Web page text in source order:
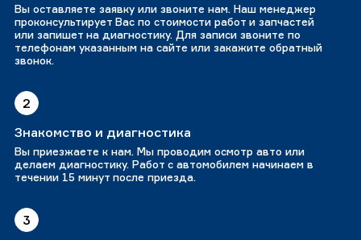
Вы оставляете заявку или звоните нам. Наш менеджер
проконсультирует Вас по стоимости работ и запчастей
или запишет на диагностику. Для записи звоните по
телефонам указанным на сайте или закажите обратный
звонок.
2
Знакомство и диагностика
Вы приезжаете к нам. Мы проводим осмотр авто или
делаем диагностику. Работ с автомобилем начинаем в
течении 15 минут после приезда.
3